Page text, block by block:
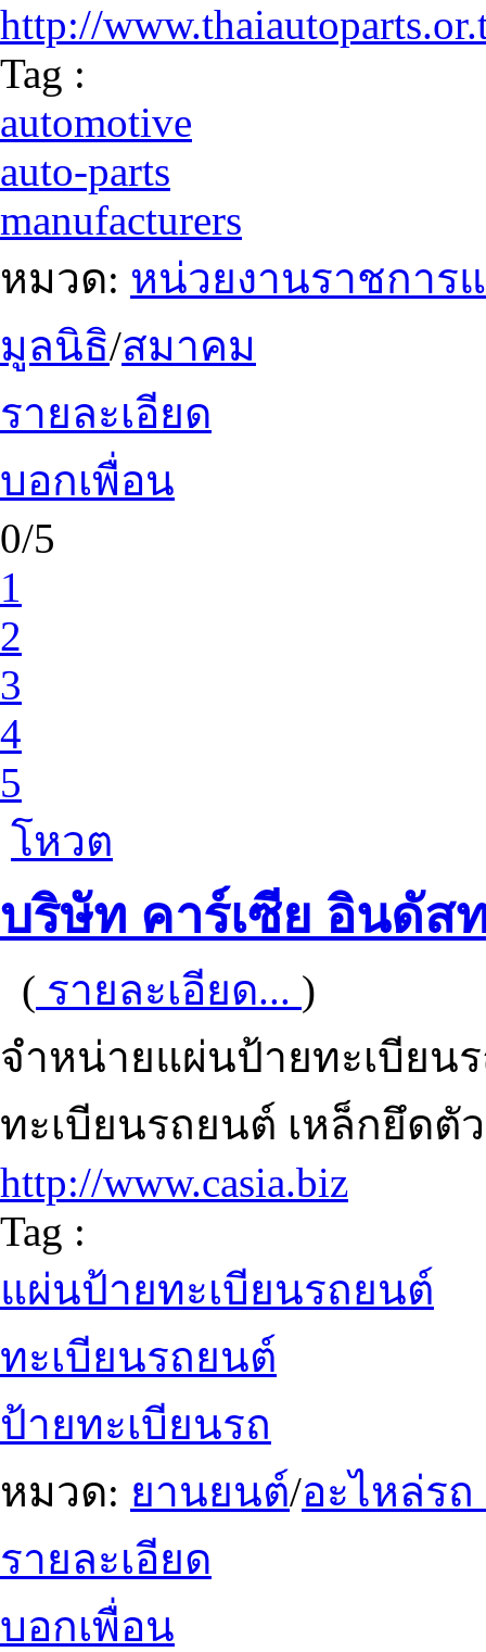
http://
Tag :
automotive
auto-parts
manufacturers
หมวด: หน่วยงานราชการ
มูลนิธิ/สมาคม
รายละเอียด
บอกเพื่อน
0/5
1
2
3
4
5
โหวต
บริษัท คาร์เซีย อินดัส
( รายละเอียด... )
จำหน่ายแผ่นป้ายทะเบียน
ทะเบียนรถยนต์ เหล็กยึดตั
http://www.casia.biz
Tag :
แผ่นป้ายทะเบียนรถยนต์
ทะเบียนรถยนต์
ป้ายทะเบียนรถ
หมวด: ยานยนต์/อะไหล่ร
รายละเอียด
บอกเพื่อน